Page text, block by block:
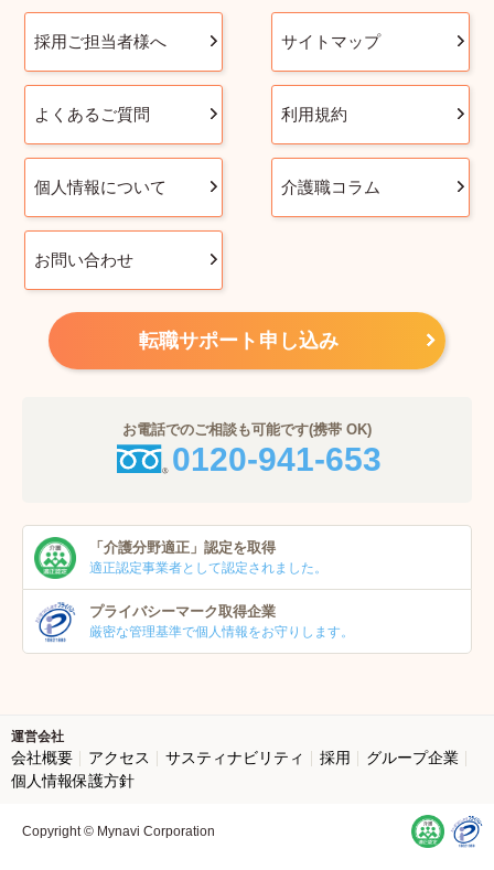
採用ご担当者様へ サイトマップ
よくあるご質問 利用規約
個人情報について 介護職コラム
お問い合わせ
転職サポート申し込み
お電話でのご相談も可能です(携帯 OK)
0120-941-653
「介護分野適正」 認定を取得
適正認定事業者として認定されました。
プライバシーマーク取得企業
厳密な管理基準で個人情報をお守りします。
運営会社
会社概要 アクセス サスティナビリティ 採用
グループ企業
個人情報保護方針
Copyright © Mynavi Corporation